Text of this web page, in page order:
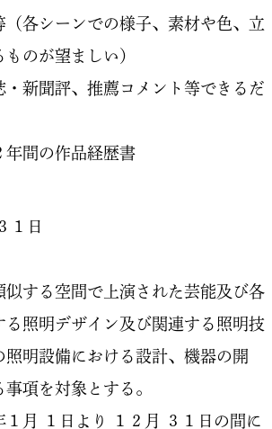
シーンでの様子、素材や色、立
のが望ましい）
聞評、推薦コメント等できるだ
間の作品経歴書
１日
する空間で上演された芸能及び各
る照明デザイン及び関連する照明技
照明設備における設計、機器の開
項を対象とする。
月 １日より １２月 ３１日の間に